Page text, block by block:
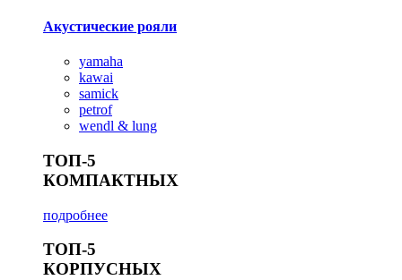
Акустические рояли
yamaha
kawai
samick
petrof
wendl & lung
ТОП-5
КОМПАКТНЫХ
подробнее
ТОП-5
КОРПУСНЫХ